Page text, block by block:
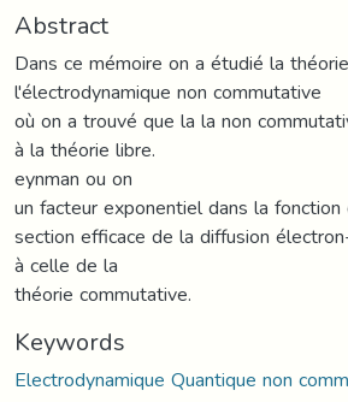
Abstract
Dans ce mémoire on a étudié la
l'électrodynamique non commutative
où on a trouvé que la la non
à la théorie libre.
eynman ou on
un facteur exponentiel dans la
section efficace de la diffusion
à celle de la
théorie commutative.
Keywords
Electrodynamique Quantique non